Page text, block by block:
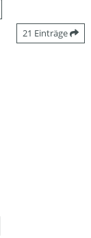
21 Einträge